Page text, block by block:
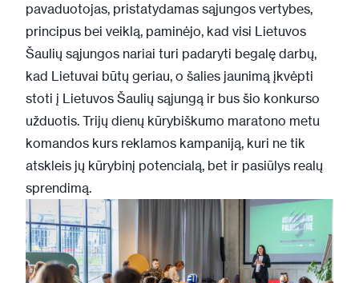
pavaduotojas, pristatydamas sąjungos vertybes,
principus bei veiklą, paminėjo, kad visi Lietuvos
Šaulių sąjungos nariai turi padaryti begalę darbų,
kad Lietuvai būtų geriau, o šalies jaunimą įkvėpti
stoti į Lietuvos Šaulių sąjungą ir bus šio konkurso
užduotis. Trijų dienų kūrybiškumo maratono metu
komandos kurs reklamos kampaniją, kuri ne tik
atskleis jų kūrybinį potencialą, bet ir pasiūlys realų
sprendimą.